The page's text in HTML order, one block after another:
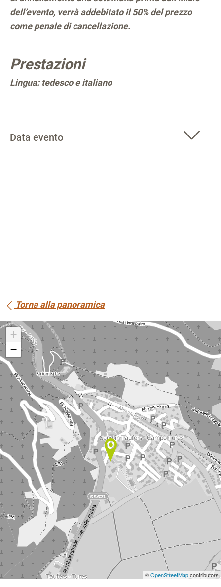
dell’evento, verrà addebitato il 50% del prezzo
come penale di cancellazione.
Prestazioni
Lingua: tedesco e italiano
Data evento
Torna alla panoramica
+
−
©OpenStreetMapcontributors